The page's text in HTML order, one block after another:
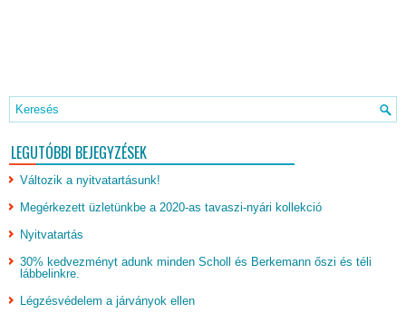
LEGUTÓBBI BEJEGYZÉSEK
Változik a nyitvatartásunk!
Megérkezett üzletünkbe a 2020-as tavaszi-nyári kollekció
Nyitvatartás
30% kedvezményt adunk minden Scholl és Berkemann őszi és téli
lábbelinkre.
Légzésvédelem a járványok ellen